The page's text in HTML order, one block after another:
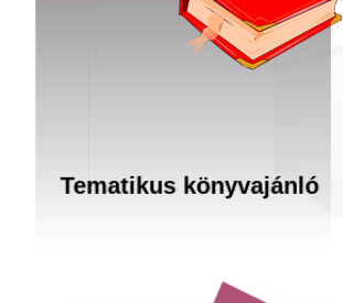
Tematikus könyvajánló
H
a különböző témákban keresel
könyveket, akkor jó helyen jársz!